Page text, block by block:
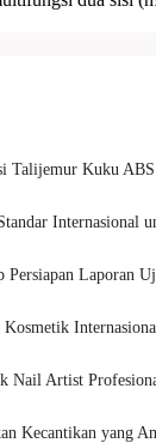
Berkualitas Tinggi: Memenuhi Kebutuhan
untuk Cat Kuku Matte
Laporan Uji Produk
Cara Merek B2B Menghindari Risiko
Profesional: Cara Cepat
Aman: Panduan Lengkap Sertifikasi